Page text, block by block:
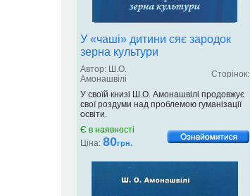
У «чаші» дитини сяє зародок
зерна культури
Автор: Ш.О.
Амонашвілі
Сторінок:
У своїй книзі Ш.О. Амонашвілі продовжує
свої роздуми над проблемою гуманізації
освіти.
Є в наявності
Ціна: 80грн.